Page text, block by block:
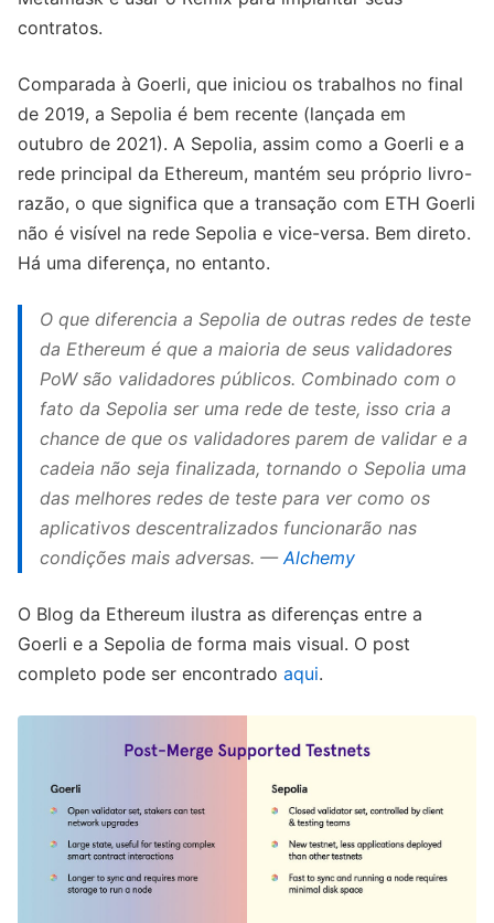
contratos.
Comparada à Goerli, que iniciou os trabalhos no final
de 2019, a Sepolia é bem recente (lançada em
outubro de 2021). A Sepolia, assim como a Goerli e a
rede principal da Ethereum, mantém seu próprio livro-
razão, o que significa que a transação com ETH Goerli
não é visível na rede Sepolia e vice-versa. Bem direto.
Há uma diferença, no entanto.
O que diferencia a Sepolia de outras redes de teste
da Ethereum é que a maioria de seus validadores
PoW são validadores públicos. Combinado com o
fato da Sepolia ser uma rede de teste, isso cria a
chance de que os validadores parem de validar e a
cadeia não seja finalizada, tornando o Sepolia uma
das melhores redes de teste para ver como os
aplicativos descentralizados funcionarão nas
condições mais adversas. — Alchemy
O Blog da Ethereum ilustra as diferenças entre a
Goerli e a Sepolia de forma mais visual. O post
completo pode ser encontrado aqui.